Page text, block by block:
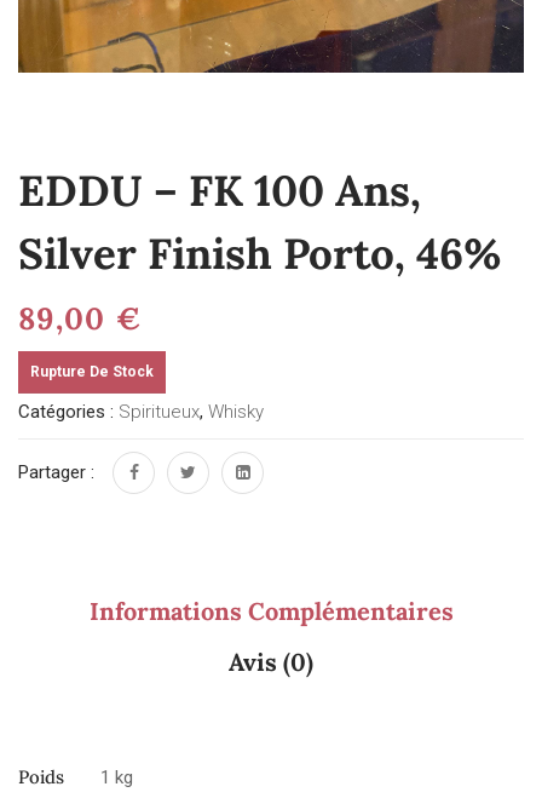
EDDU – FK 100 Ans,
Silver Finish Porto, 46%
89,00 €
Rupture De Stock
Catégories : Spiritueux, Whisky
Partager :
Informations Complémentaires
Avis (0)
Poids 1 kg